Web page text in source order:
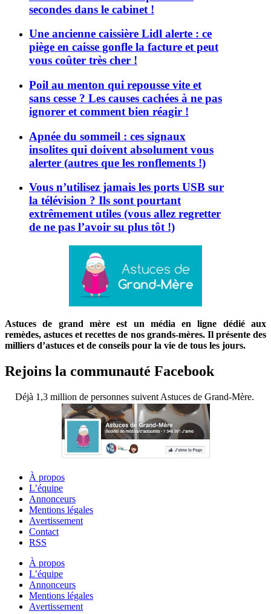
secondes dans le cabinet !
Une ancienne caissière Lidl alerte : ce
piège en caisse gonfle la facture et peut
vous coûter très cher !
Poil au menton qui repousse vite et
sans cesse ? Les causes cachées à ne pas
ignorer et comment bien réagir !
Apnée du sommeil : ces signaux
insolites qui doivent absolument vous
alerter (autres que les ronflements !)
Vous n’utilisez jamais les ports USB sur
la télévision ? Ils sont pourtant
extrêmement utiles (vous allez regretter
de ne pas l’avoir su plus tôt !)
Astuces de grand mère est un média en ligne dédié aux
remèdes, astuces et recettes de nos grands-mères. Il présente des
milliers d’astuces et de conseils pour la vie de tous les jours.
Rejoins la communauté Facebook
Déjà 1,3 million de personnes suivent Astuces de Grand-Mère.
À propos
L’équipe
Annonceurs
Mentions légales
Avertissement
Contact
RSS
À propos
L’équipe
Annonceurs
Mentions légales
Avertissement